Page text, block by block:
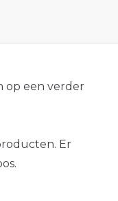
op een verder
Er